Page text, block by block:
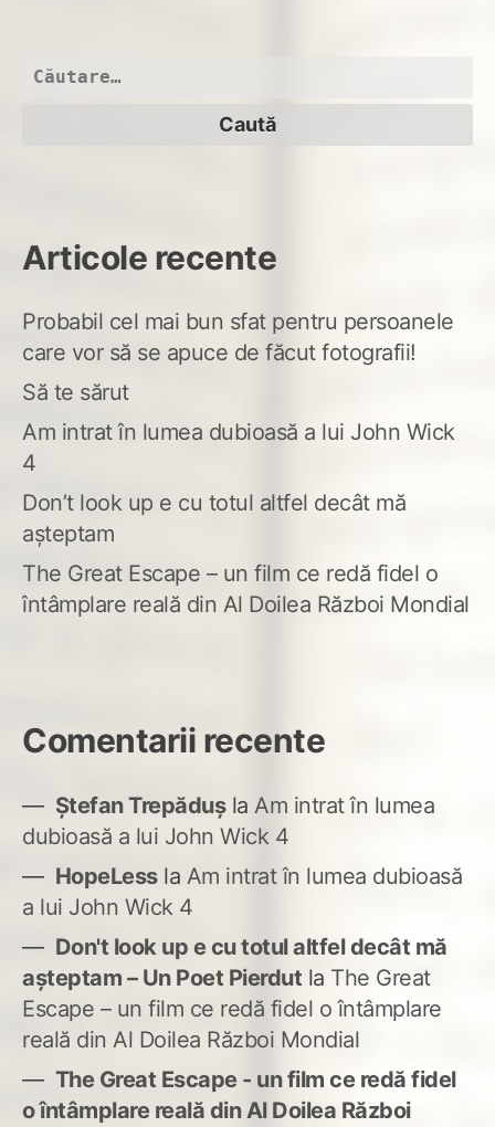
Caută
Articole recente
Probabil cel mai bun sfat pentru persoanele
care vor să se apuce de făcut fotografii!
Să te sărut
Am intrat în lumea dubioasă a lui John Wick
4
Don’t look up e cu totul altfel decât mă
așteptam
The Great Escape – un film ce redă fidel o
întâmplare reală din Al Doilea Război Mondial
Comentarii recente
Ștefan Trepădușla Am intrat în lumea
dubioasă a lui John Wick 4
HopeLessla Am intrat în lumea dubioasă
a lui John Wick 4
Don't look up e cu totul altfel decât mă
așteptam – Un Poet Pierdut la The Great
Escape – un film ce redă fidel o întâmplare
reală din Al Doilea Război Mondial
The Great Escape - un film ce redă fidel
o întâmplare reală din Al Doilea Război